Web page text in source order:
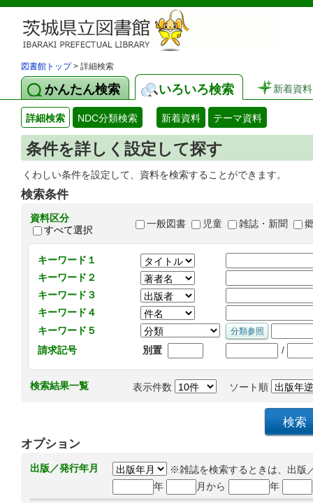
図書館トップ> 詳細検索
かんたん検索 いろいろ検索 新着資料
詳細検索 NDC分類検索 新着資料 テーマ資料
条件を詳しく設定して探す
くわしい条件を設定して、資料を検索することができます。
検索条件
資料区分
すべて選択
一般図書 児童 雑誌・新聞
キーワード１
キーワード２
キーワード３
キーワード４
キーワード５
請求記号
別置 /
検索結果一覧 表示件数 ソート順
オプション
出版／発行年月
※雑誌を検索するときは、出版
年
月から 年